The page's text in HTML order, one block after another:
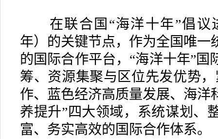
在联合国“海洋十年”倡议进
年）的关键节点，作为全国唯一
的国际合作平台，“海洋十年”
筹、资源集聚与区位先发优势
作、蓝色经济高质量发展、海洋
养提升”四大领域，系统谋划、
富、务实高效的国际合作体系。